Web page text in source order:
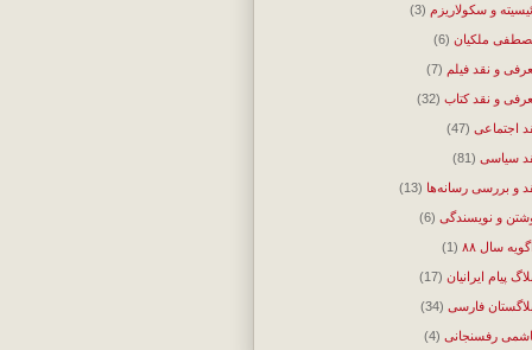
و سکولاریزم (3)
ملکیان (6)
و نقد فیلم (7)
و نقد کتاب (32)
اجتماعی (47)
سیاسی (81)
و بررسی رسانه‌ها (13)
و نویسندگی (6)
سال ۸۸ (1)
پیام ایرانیان (17)
فارسی (34)
رفسنجانی (4)